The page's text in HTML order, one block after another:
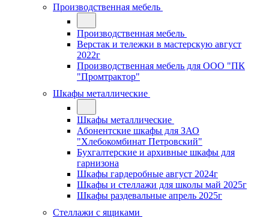
Производственная мебель
Производственная мебель
Верстак и тележки в мастерскую август
2022г
Производственная мебель для ООО "ПК
"Промтрактор"
Шкафы металлические
Шкафы металлические
Абонентские шкафы для ЗАО
"Хлебокомбинат Петровский"
Бухгалтерские и архивные шкафы для
гарнизона
Шкафы гардеробные август 2024г
Шкафы и стеллажи для школы май 2025г
Шкафы раздевальные апрель 2025г
Стеллажи с ящиками